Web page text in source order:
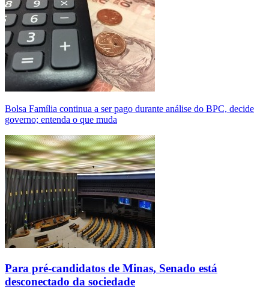
Bolsa Família continua a ser pago durante análise do BPC, decide
governo; entenda o que muda
Para pré-candidatos de Minas, Senado está
desconectado da sociedade